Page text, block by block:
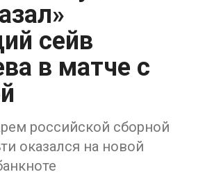
сейв
в матче с
российской сборной
оказался на новой